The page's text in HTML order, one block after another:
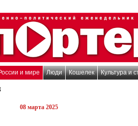
и мире Люди Кошелек Культура и
08 марта 2025